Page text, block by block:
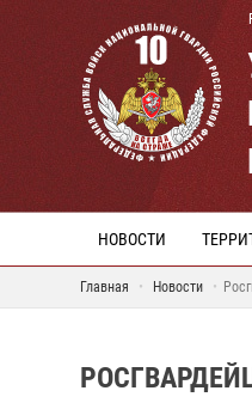
НОВОСТИ
Главная Новости